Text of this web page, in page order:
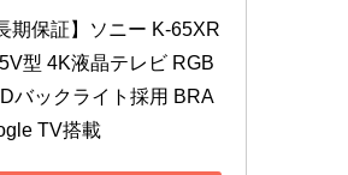
期保証】ソニー K-65XR
型 4K液晶テレビ RGB
バックライト採用 BRA
TV搭載